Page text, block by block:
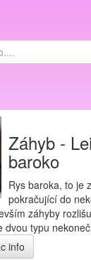
Záhyb -
baroko
Rys baroka, to je
pokračující do
záhyby
dvou typu
info